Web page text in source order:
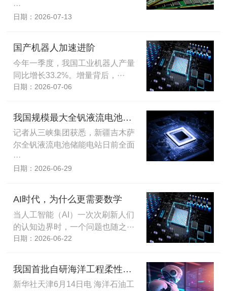
···
日期：2026-07-13
国产机器人加速进阶
今年一季度，我国工业机器人产量
同比增长33.2%。增量背后，···
日期：2026-07-06
我国规模最大全钒液流电池储能电站转入商业运行
记者从三峡集团获悉，新疆吉木萨
尔全钒液流电池储能电站日前全面
···
日期：2026-06-29
AI时代，为什么更需要数学
当人工智能（AI）一次次刷新人们
的认知边界时，一个问题也随之···
日期：2026-06-22
我国首批自研海洋工程柔性智能焊接机器人投用
新华社天津6月14日电 海洋石油工